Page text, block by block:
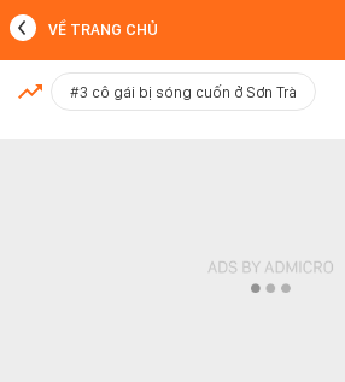
MỚI NHẤT
VỀ TRANG CHỦ
#3 cô gái bị sóng cuốn ở Sơn Trà